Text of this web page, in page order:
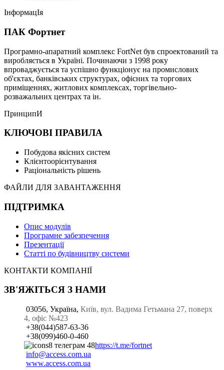
ІнформацІя
ПАК Фортнет
Програмно-апаратний комплекс FortNet був спроектований та
виробляється в Україні. Починаючи з 1998 року
впроваджується та успішно функціонує на промислових
об'єктах, банківських структурах, офісних та торгових
приміщеннях, житлових комплексах, торгівельно-
розважальних центрах та ін.
ПринципИ
КЛЮЧОВІ ПРАВИЛА
Побудова якісних систем
Клієнтоорієнтування
Раціональність рішень
ФАЙЛИ ДЛЯ ЗАВАНТАЖЕННЯ
ПІДТРИМКА
Опис модулів
Програмне забезпечення
Презентації
Статті по будівництву системи
КОНТАКТИ КОМПАНІЇ
ЗВ'ЯЖІТЬСЯ З НАМИ
03056, Україна, Київ, вул. Вадима Гетьмана 27, поверх
4, офіс №423
+38(044)587-63-36
+38(099)460-0-460
https://t.me/fortnet
info@access.com.ua
www.access.com.ua